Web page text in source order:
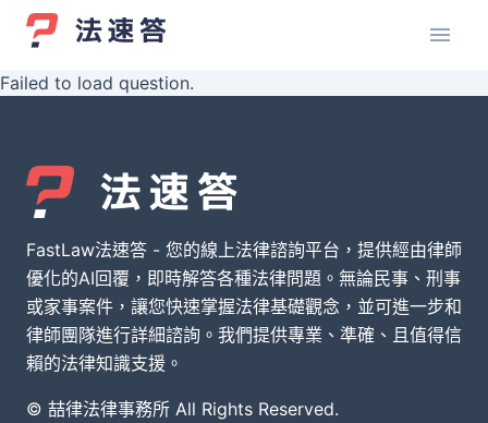
Failed to load question.
FastLaw法速答 - 您的線上法律諮詢平台，提供經由律師
優化的AI回覆，即時解答各種法律問題。無論民事、刑事
或家事案件，讓您快速掌握法律基礎觀念，並可進一步和
律師團隊進行詳細諮詢。我們提供專業、準確、且值得信
賴的法律知識支援。
© 喆律法律事務所 All Rights Reserved.